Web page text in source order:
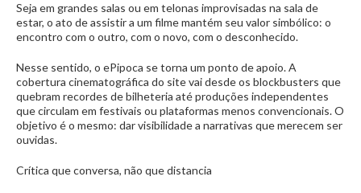
Seja em grandes salas ou em telonas improvisadas na sala de
estar, o ato de assistir a um filme mantém seu valor simbólico: o
encontro com o outro, com o novo, com o desconhecido.
Nesse sentido, o ePipoca se torna um ponto de apoio. A
cobertura cinematográfica do site vai desde os blockbusters que
quebram recordes de bilheteria até produções independentes
que circulam em festivais ou plataformas menos convencionais. O
objetivo é o mesmo: dar visibilidade a narrativas que merecem ser
ouvidas.
Crítica que conversa, não que distancia